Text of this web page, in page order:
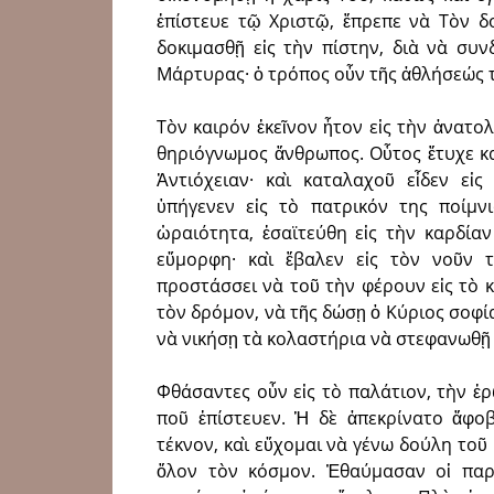
ἐπίστευε τῷ Χριστῷ, ἔπρεπε νὰ Τὸν
δοκιμασθῇ εἰς τὴν πίστην, διὰ νὰ
Μάρτυρας· ὁ τρόπος οὖν τῆς ἀθλήσεώς
Τὸν καιρόν ἐκεῖνον ἦτον εἰς τὴν
θηριόγνωμος ἄνθρωπος. Οὗτος ἔτυχε
Ἀντιόχειαν· καὶ καταλαχοῦ εἶδεν
ὑπήγενεν εἰς τὸ πατρικόν της
ὡραιότητα, ἐσαϊτεύθη εἰς τὴν
εὔμορφη· καὶ ἔβαλεν εἰς τὸν νοῦν
προστάσσει νὰ τοῦ τὴν φέρουν εἰς τὸ
τὸν δρόμον, νὰ τῆς δώσῃ ὁ Κύριος
νὰ νικήσῃ τὰ κολαστήρια νὰ
Φθάσαντες οὖν εἰς τὸ παλάτιον, τὴν
ποῦ ἐπίστευεν. Ἡ δὲ ἀπεκρίνατο
τέκνον, καὶ εὔχομαι νὰ γένω δούλη
ὅλον τὸν κόσμον. Ἐθαύμασαν οἱ